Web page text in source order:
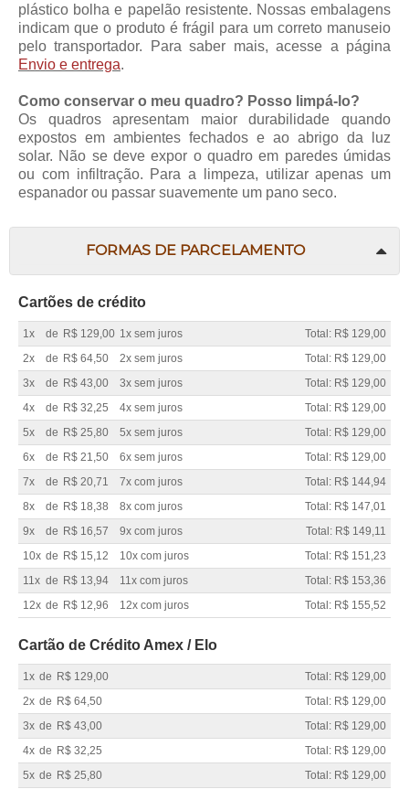
plástico bolha e papelão resistente. Nossas embalagens
indicam que o produto é frágil para um correto manuseio
pelo transportador. Para saber mais, acesse a página
Envio e entrega.
Como conservar o meu quadro? Posso limpá-lo?
Os quadros apresentam maior durabilidade quando
expostos em ambientes fechados e ao abrigo da luz
solar. Não se deve expor o quadro em paredes úmidas
ou com infiltração. Para a limpeza, utilizar apenas um
espanador ou passar suavemente um pano seco.
FORMAS DE PARCELAMENTO
Cartões de crédito
1x de R$ 129,00 1x sem juros
Total: R$ 129,00
2x
de R$ 64,50 2x sem juros
Total: R$ 129,00
3x
de R$ 43,00 3x sem juros
Total: R$ 129,00
4x
de R$ 32,25 4x sem juros
Total: R$ 129,00
5x
de R$ 25,80 5x sem juros
Total: R$ 129,00
6x
de R$ 21,50 6x sem juros
Total: R$ 129,00
7x
de R$ 20,71 7x com juros
Total: R$ 144,94
8x
de R$ 18,38 8x com juros
Total: R$ 147,01
9x
de R$ 16,57 9x com juros
Total: R$ 149,11
10x de R$ 15,12 10x com juros
Total: R$ 151,23
11x de R$ 13,94 11x com juros
Total: R$ 153,36
12x de R$ 12,96 12x com juros Total: R$ 155,52
Cartão de Crédito Amex / Elo
1x de R$ 129,00
Total: R$ 129,00
2x de R$ 64,50
Total: R$ 129,00
3x de R$ 43,00
Total: R$ 129,00
4x de R$ 32,25
Total: R$ 129,00
5x de R$ 25,80
Total: R$ 129,00